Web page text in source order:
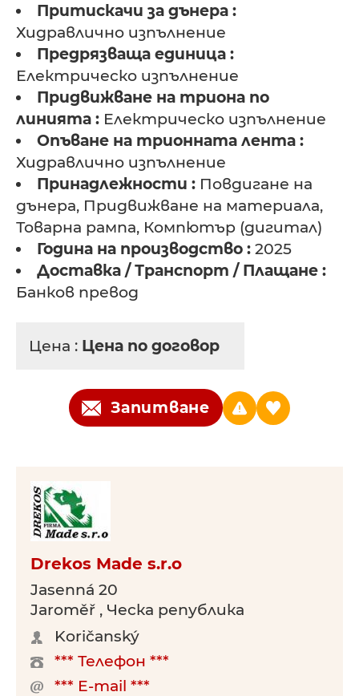
Притискачи за дънера :
Хидравлично изпълнение
Предрязваща единица :
Електрическо изпълнение
Придвижване на триона по
линията : Електрическо изпълнение
Опъване на трионната лента :
Хидравлично изпълнение
Принадлежности : Повдигане на
дънера, Придвижване на материала,
Товарна рампа, Компютър (дигитал)
Година на производство : 2025
Доставка / Транспорт / Плащане :
Банков превод
Цена : Цена по договор
Запитване
Drekos Made s.r.o
Jasenná 20
Jaroměř , Ческа република
Koričanský
*** Телефон ***
*** E-mail ***